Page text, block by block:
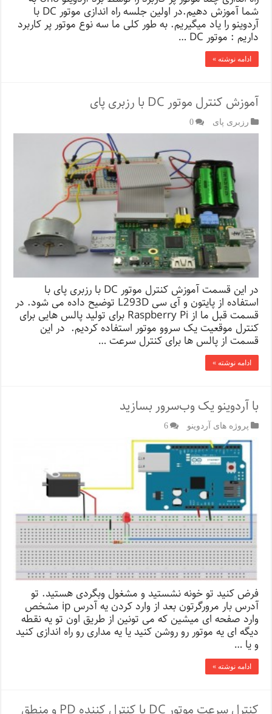
شما آموزش دهیم.در اولین جلسه راه اندازی موتور DC با
آردوینو را یاد میگیریم. به طور کلی ما سه نوع موتور پر کاربرد
داریم : موتور DC …
ادامه نوشته »
آموزش کنترل موتور DC با رزبری پای
رزبری پای 0
در این قسمت آموزش کنترل موتور DC با رزبری پای با
استفاده از پایتون و آی سی L293D توضیح داده می شود. در
قسمت قبل ما از Raspberry Pi برای تولید پالس هایی برای
کنترل موقعیت یک سروو موتور استفاده کردیم. در این
قسمت از پالس ها برای کنترل سرعت …
ادامه نوشته »
با آردوینو یک وب‌سرور بسازید
پروژه های آردوینو 6
فرض کنید تو خونه نشستید و مشغول وبگردی هستید. تو
آدرس بار مرورگرتون بعد از وارد کردن یه آدرس ip مشخص
وارد صفحه ای میشین که می تونین از طریق اون تو یه نقطه
دیگه ای یه موتور رو روشن کنید یا یه مداری رو راه اندازی کنید
و یا …
ادامه نوشته »
کنترل سرعت موتور DC با کنترل کننده PD و منطق